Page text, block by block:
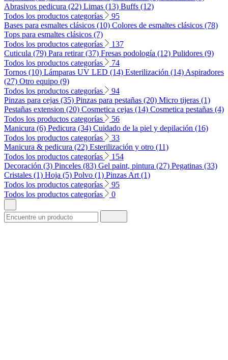
Abrasivos pedicura (22) Limas (13) Buffs (12)
Todos los productos categorías
95
Bases para esmaltes clásicos (10) Colores de esmaltes clásicos (78)
Tops para esmaltes clásicos (7)
Todos los productos categorías
137
Cuticula (79) Para retirar (37) Fresas podología (12) Pulidores (9)
Todos los productos categorías
74
Tornos (10) Lámparas UV LED (14) Esterilización (14) Aspiradores
(27) Otro equipo (9)
Todos los productos categorías
94
Pinzas para cejas (35) Pinzas para pestañas (20) Micro tijeras (1)
Pestañas extension (20) Cosmetica cejas (14) Cosmetica pestañas (4)
Todos los productos categorías
56
Manicura (6) Pedicura (34) Cuidado de la piel y depilación (16)
Todos los productos categorías
33
Manicura & pedicura (22) Esterilización y otro (11)
Todos los productos categorías
154
Decoración (3) Pinceles (83) Gel paint, pintura (27) Pegatinas (33)
Cristales (1) Hoja (5) Polvo (1) Pinzas Art (1)
Todos los productos categorías
95
Todos los productos categorías
0